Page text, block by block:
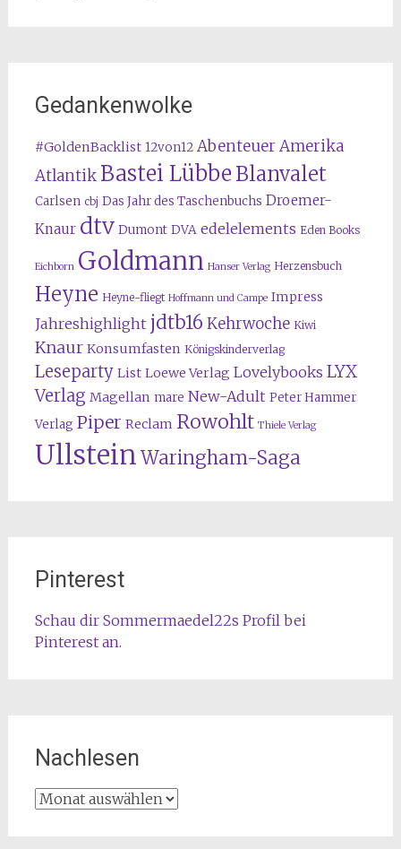
Gedankenwolke
#GoldenBacklist 12von12 Abenteuer Amerika
Atlantik Bastei LübbeBlanvalet
Carlsen cbj Das Jahr des Taschenbuchs Droemer-
Knaur dtv Dumont DVA edelelements Eden Books
Eichborn Goldmann Hanser Verlag Herzensbuch
Heyne Heyne-fliegt Hoffmann und Campe Impress
Jahreshighlight jdtb16 Kehrwoche Kiwi
Knaur Konsumfasten Königskinderverlag
Leseparty List Loewe Verlag Lovelybooks LYX
Verlag Magellan mare New-Adult Peter Hammer
Verlag Piper Reclam Rowohlt Thiele Verlag
UllsteinWaringham-Saga
Pinterest
Schau dir Sommermaedel22s Profil bei
Pinterest an.
Nachlesen
Nachlesen